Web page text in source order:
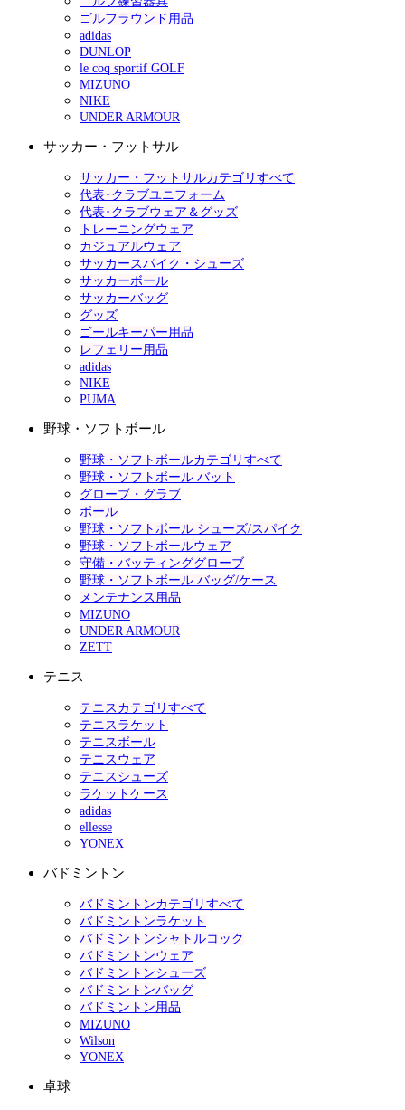
ゴルフラウンド用品
adidas
DUNLOP
le coq sportif GOLF
MIZUNO
NIKE
UNDER ARMOUR
サッカー・フットサル
サッカー・フットサルカテゴリすべて
代表･クラブユニフォーム
代表･クラブウェア＆グッズ
トレーニングウェア
カジュアルウェア
サッカースパイク・シューズ
サッカーボール
サッカーバッグ
グッズ
ゴールキーパー用品
レフェリー用品
adidas
NIKE
PUMA
野球・ソフトボール
野球・ソフトボールカテゴリすべて
野球・ソフトボール バット
グローブ・グラブ
ボール
野球・ソフトボール シューズ/スパイク
野球・ソフトボールウェア
守備・バッティンググローブ
野球・ソフトボール バッグ/ケース
メンテナンス用品
MIZUNO
UNDER ARMOUR
ZETT
テニス
テニスカテゴリすべて
テニスラケット
テニスボール
テニスウェア
テニスシューズ
ラケットケース
adidas
ellesse
YONEX
バドミントン
バドミントンカテゴリすべて
バドミントンラケット
バドミントンシャトルコック
バドミントンウェア
バドミントンシューズ
バドミントンバッグ
バドミントン用品
MIZUNO
Wilson
YONEX
卓球